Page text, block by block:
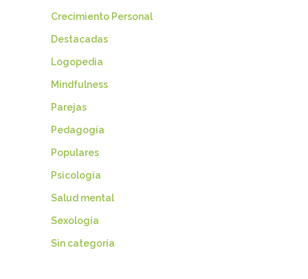
Crecimiento Personal
Destacadas
Logopedia
Mindfulness
Parejas
Pedagogía
Populares
Psicología
Salud mental
Sexología
Sin categoría